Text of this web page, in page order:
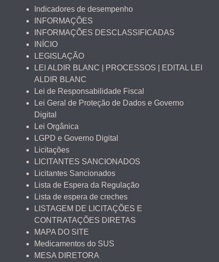
Indicadores de desempenho
INFORMAÇÕES
INFORMAÇÕES DESCLASSIFICADAS
INÍCIO
LEGISLAÇÃO
LEI ALDIR BLANC | PROCESSOS | EDITAL LEI
ALDIR BLANC
Lei de Responsabilidade Fiscal
Lei Geral de Proteção de Dados e Governo
Digital
Lei Orgânica
LGPD e Governo Digital
Licitações
LICITANTES SANCIONADOS
Licitantes Sancionados
Lista de Espera da Regulação
Lista de espera de creches
LISTAGEM DE LICITAÇÕES E
CONTRATAÇÕES DIRETAS
MAPA DO SITE
Medicamentos do SUS
MESA DIRETORA